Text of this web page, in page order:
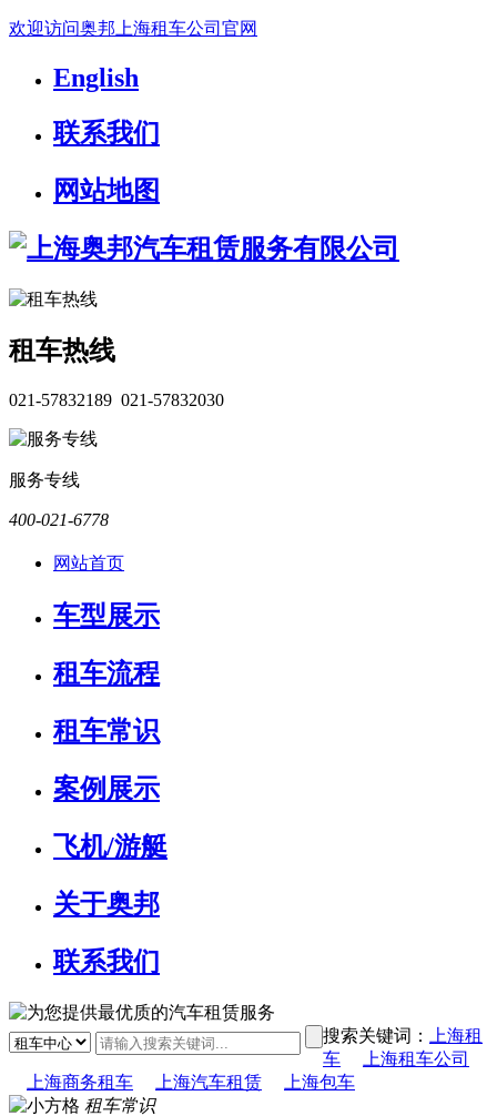
欢迎访问奥邦上海租车公司官网
English
联系我们
网站地图
租车热线
021-57832189 021-57832030
服务专线
400-021-6778
网站首页
车型展示
租车流程
租车常识
案例展示
飞机/游艇
关于奥邦
联系我们
搜索关键词：
上海租
车
上海租车公司
上海商务租车
上海汽车租赁
上海包车
租车常识